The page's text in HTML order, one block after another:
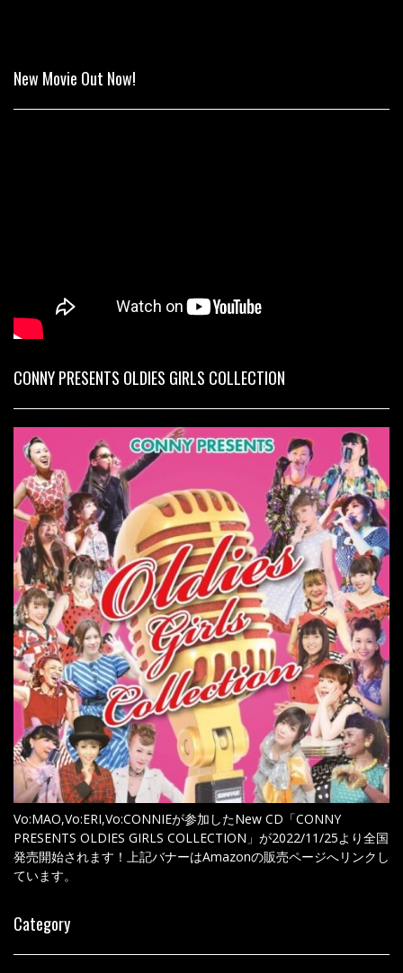
New Movie Out Now!
CONNY PRESENTS OLDIES GIRLS COLLECTION
Vo:MAO,Vo:ERI,Vo:CONNIEが参加したNew CD「CONNY
PRESENTS OLDIES GIRLS COLLECTION」が2022/11/25より全国
発売開始されます！上記バナーはAmazonの販売ページへリンクし
ています。
Category